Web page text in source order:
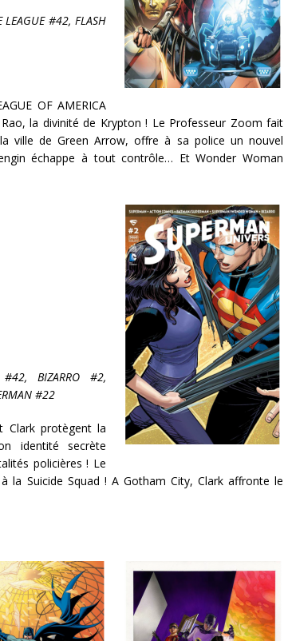
LEAGUE #42, FLASH
OF AMERICA
la divinité de Krypton ! Le Professeur Zoom fait
ville de Green Arrow, offre à sa police un nouvel
échappe à tout contrôle… Et Wonder Woman
BIZARRO #2,
#22
Clark protègent la
identité secrète
policières ! Le
la Suicide Squad ! A Gotham City, Clark affronte le